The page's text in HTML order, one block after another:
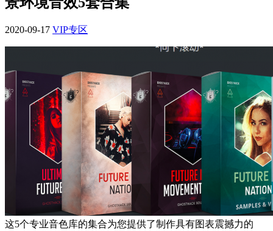
2020-09-17 VIP专区
这5个专业音色库的集合为您提供了制作具有图表震撼力的